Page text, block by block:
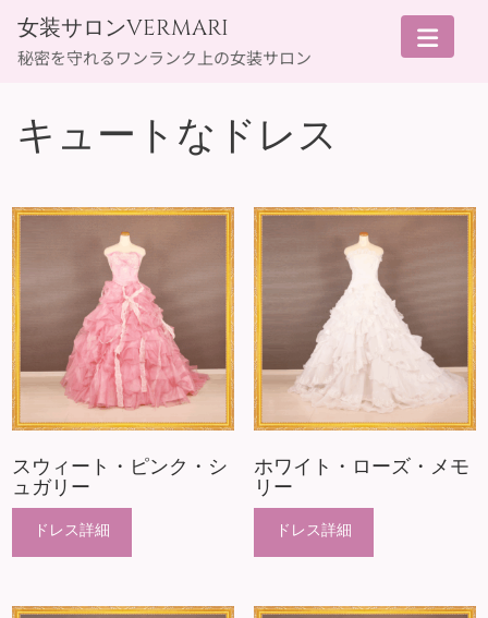
content
女装サロンVERMARI
秘密を守れるワンランク上の女装サロン
キュートなドレス
スウィート・ピンク・シ
ュガリー
ホワイト・ローズ・メモ
リー